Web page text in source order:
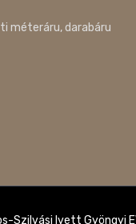
méteráru, darabáru
Szilvási Ivett Gyöngyi